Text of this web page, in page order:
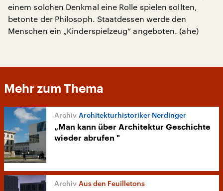
einem solchen Denkmal eine Rolle spielen sollten,
betonte der Philosoph. Staatdessen werde den
Menschen ein „Kinderspielzeug“ angeboten. (ahe)
Mehr zum Thema
Architekturhistoriker Nerdinger
„Man kann über Architektur Geschichte
wieder abrufen "
Aus den Feuilletons